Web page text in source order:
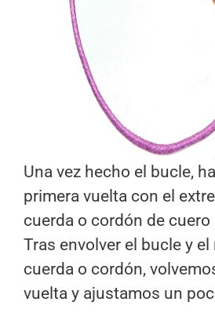
Una vez hecho el bucle,
primera vuelta con el
cuerda o cordón de
Tras envolver el bucle y el
cuerda o cordón,
vuelta y ajustamos un